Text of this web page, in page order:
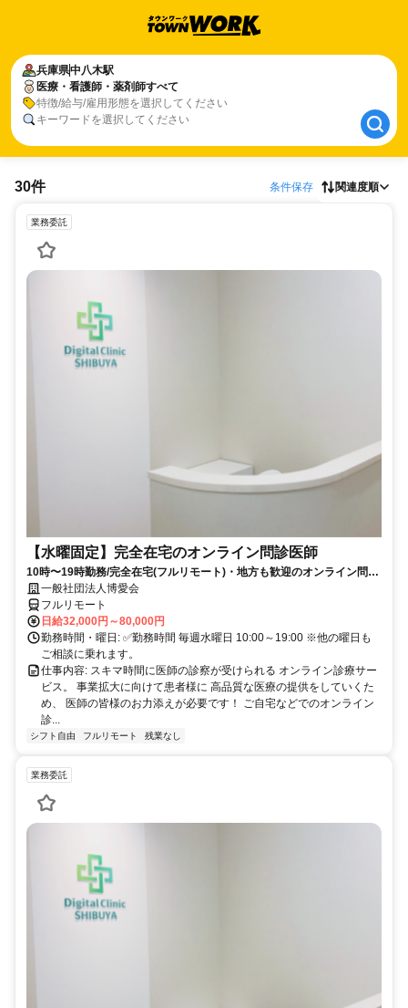
兵庫県中八木駅
医療・看護師・薬剤師すべて
特徴/給与/雇用形態を選択してください
キーワードを選択してください
兵庫県中八木駅
医療・看護師・薬剤師すべて
30件 条件保存 関連度順
業務委託
【水曜固定】完全在宅のオンライン問診医師
10時〜19時勤務/完全在宅(フルリモート)・地方も歓迎のオンライン問診
業務一般社団法人博愛会
フルリモート
日給32,000円～80,000円
勤務時間・曜日: ✅勤務時間 毎週水曜日 10:00～19:00 ※他の曜日も
ご相談に乗れます。
仕事内容: スキマ時間に医師の診察が受けられる オンライン診療サー
ビス。 事業拡大に向けて患者様に 高品質な医療の提供をしていくた
め、 医師の皆様のお力添えが必要です！ ご自宅などでのオンライン
診...
シフト自由 フルリモート 残業なし
業務委託